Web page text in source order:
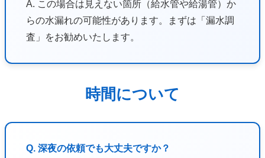
A. この場合は見えない箇所（給水管や給湯管）か
らの水漏れの可能性があります。まずは「漏水調
査」をお勧めいたします。
時間について
Q. 深夜の依頼でも大丈夫ですか？